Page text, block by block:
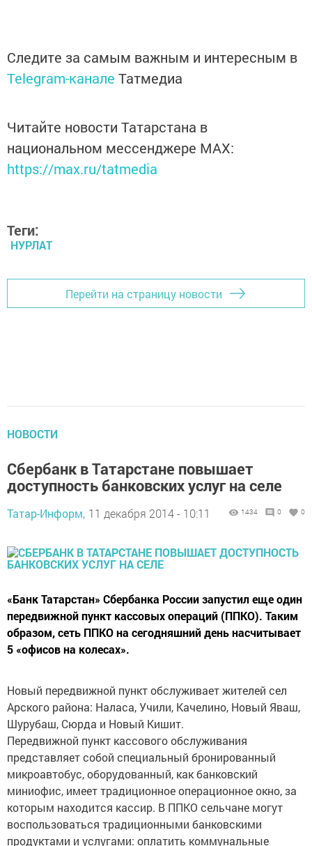
Следите за самым важным и интересным в
Telegram-канале Татмедиа
Читайте новости Татарстана в
национальном мессенджере MАХ:
https://max.ru/tatmedia
Теги:
НУРЛАТ
Перейти на страницу новости
НОВОСТИ
Сбербанк в Татарстане повышает
доступность банковских услуг на селе
Татар-Информ, 11 декабря 2014 - 10:11 1434 0 0
«Банк Татарстан» Сбербанка России запустил еще один
передвижной пункт кассовых операций (ППКО). Таким
образом, сеть ППКО на сегодняшний день насчитывает
5 «офисов на колесах».
Новый передвижной пункт обслуживает жителей сел
Арского района: Наласа, Учили, Качелино, Новый Яваш,
Шурубаш, Сюрда и Новый Кишит.
Передвижной пункт кассового обслуживания
представляет собой специальный бронированный
микроавтобус, оборудованный, как банковский
миниофис, имеет традиционное операционное окно, за
которым находится кассир. В ППКО сельчане могут
воспользоваться традиционными банковскими
продуктами и услугами: оплатить коммунальные